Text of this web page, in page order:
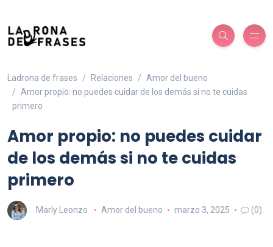
Ladrona de frases Relaciones
Amor del bueno
Amor propio: no puedes cuidar de los demás si no te cuidas
primero
Amor propio: no puedes cuidar
de los demás si no te cuidas
primero
Marly Leonzo Amor del bueno marzo 3, 2025 (0)